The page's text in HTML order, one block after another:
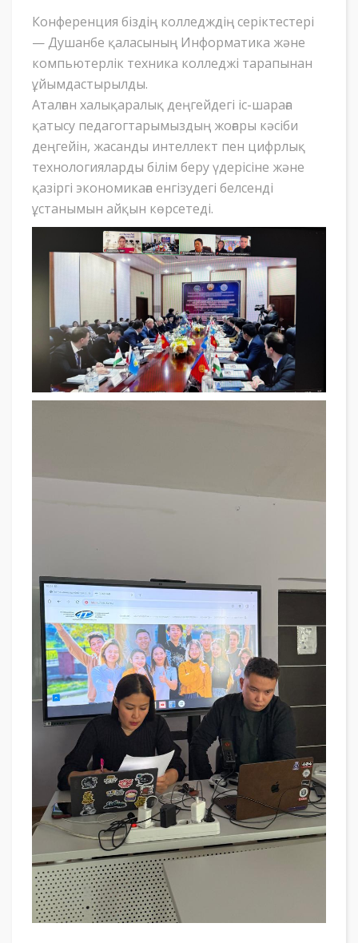
Конференция біздің колледждің серіктестері
— Душанбе қаласының Информатика және
компьютерлік техника колледжі тарапынан
ұйымдастырылды.
Аталған халықаралық деңгейдегі іс-шараға
қатысу педагогтарымыздың жоғары кәсіби
деңгейін, жасанды интеллект пен цифрлық
технологияларды білім беру үдерісіне және
қазіргі экономикаға енгізудегі белсенді
ұстанымын айқын көрсетеді.